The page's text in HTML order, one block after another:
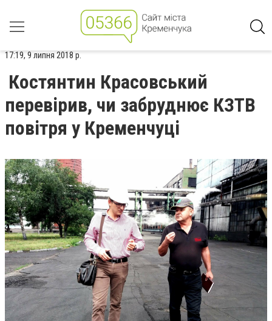
17:19, 9 липня 2018 р.
Костянтин Красовський
перевірив, чи забруднює КЗТВ
повітря у Кременчуці